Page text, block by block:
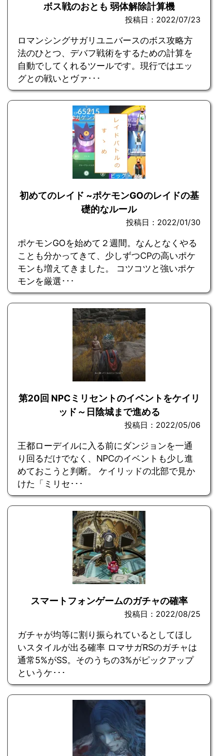
ボス戦のおとも 弱体解除計算機
投稿日：2022/07/23
ロマンシングサガリユニバースのボス攻略方
法のひとつ、デバフ戦術をするための計算を
自動でしてくれるツールです。現行ではエッ
グとの戦いとヴァ･･･
初めてのレイド ~ポケモンGOのレイドの基
礎的なルール
投稿日：2022/01/30
ポケモンGOを始めて２週間。なんとなくやる
ことも分かってきて、少しずつCPの高いポケ
モンも増えてきました。 コツコツと強いポケ
モンを厳選･･･
第20回 NPCミリセントのイベントをケイリ
ッド～日陰城まで進める
投稿日：2022/05/06
王都ローデイルに入る前にダンジョンを一通
り回るだけでなく、NPCのイベントも少し進
めておこうと判断。 ケイリッドの北部で見か
けた「ミリセ･･･
スマートフォンゲームのガチャの確率
投稿日：2022/08/25
ガチャが均等に割り振られているとしてほし
いスタイルが出る確率 ロマサガRSのガチャは
通常5%がSS。そのうちの3%がピックアップ
というケ･･･